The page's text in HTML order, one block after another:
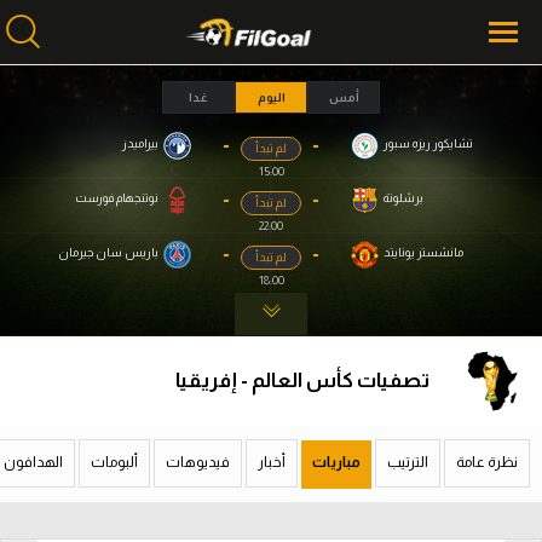
محتوى إخباري
ميركاتو
فانتازي في الجول
أمس اليوم غدا
- تشايكور ريزه سبور - بيراميدز
لم تبدأ
15:00
- برشلونة - نوتنجهام فورست
لم تبدأ
22:00
- مانشستر يونايتد - باريس سان جيرمان
لم تبدأ
18:00
محتوى إخباري
الرئيسية
ميركاتو
فانتازي في الجول
تصفيات كأس العالم - إفريقيا
نظرة عامة الترتيب مباريات أخبار فيديوهات ألبومات الهدافون